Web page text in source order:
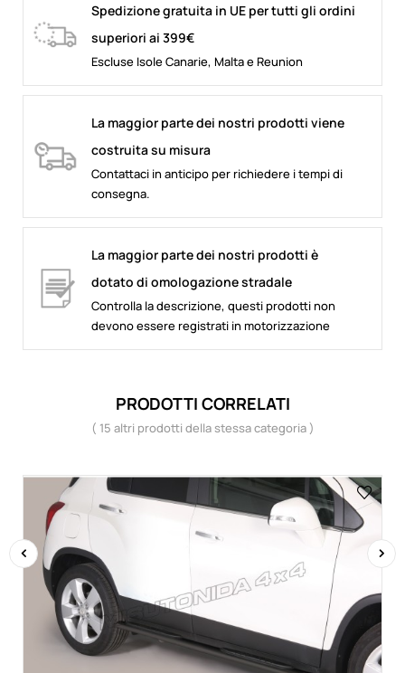
Spedizione gratuita in UE per tutti gli ordini
superiori ai 399€
Escluse Isole Canarie, Malta e Reunion
La maggior parte dei nostri prodotti viene
costruita su misura
Contattaci in anticipo per richiedere i tempi di
consegna.
La maggior parte dei nostri prodotti è
dotato di omologazione stradale
Controlla la descrizione, questi prodotti non
devono essere registrati in motorizzazione
PRODOTTI CORRELATI
( 15 altri prodotti della stessa categoria )